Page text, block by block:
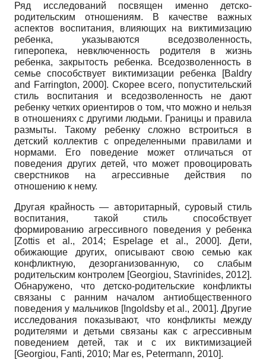
Ряд исследований посвящен именно детско-
родительским отношениям. В качестве важных
аспектов воспитания, влияющих на виктимизацию
ребенка, указываются вседозволенность,
гиперопека, невключенность родителя в жизнь
ребенка, закрытость ребенка. Вседозволенность в
семье способствует виктимизации ребенка
[Baldry
and Farrington, 2000]. Скорее всего, попустительский
стиль воспитания и вседозволенность не дают
ребенку четких ориентиров о том, что можно и нельзя
в отношениях с другими людьми. Границы и правила
размыты. Такому ребенку сложно встроиться в
детский коллектив с определенными правилами и
нормами. Его поведение может отличаться от
поведения других детей, что может провоцировать
сверстников на агрессивные действия по
отношению к нему.
Другая крайность — авторитарный, суровый стиль
воспитания, такой стиль способствует
формированию агрессивного поведения у ребенка
[Zottis et al., 2014; Espelage et al., 2000]. Дети,
обижающие других, описывают свою семью как
конфликтную, дезорганизованную, со слабым
родительским контролем [Georgiou, Stavrinides, 2012].
Обнаружено, что детско-родительские конфликты
связаны с ранним началом антиобщественного
поведения у мальчиков [Ingoldsby et al., 2001]. Другие
исследования показывают, что конфликты между
родителями и детьми связаны как с агрессивным
поведением детей, так и с их виктимизацией
[Georgiou, Fanti, 2010; Mar es, Petermann, 2010].